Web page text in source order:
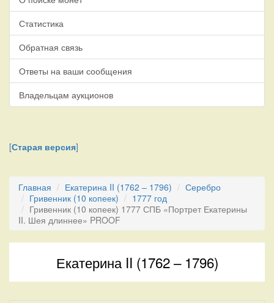
Статистика
Обратная связь
Ответы на ваши сообщения
Владельцам аукционов
[Старая версия]
Главная Екатерина II (1762 – 1796)
Серебро
Гривенник (10 копеек)
1777 год
Гривенник (10 копеек) 1777 СПБ «Портрет Екатерины
II. Шея длиннее» PROOF
Екатерина II (1762 – 1796)